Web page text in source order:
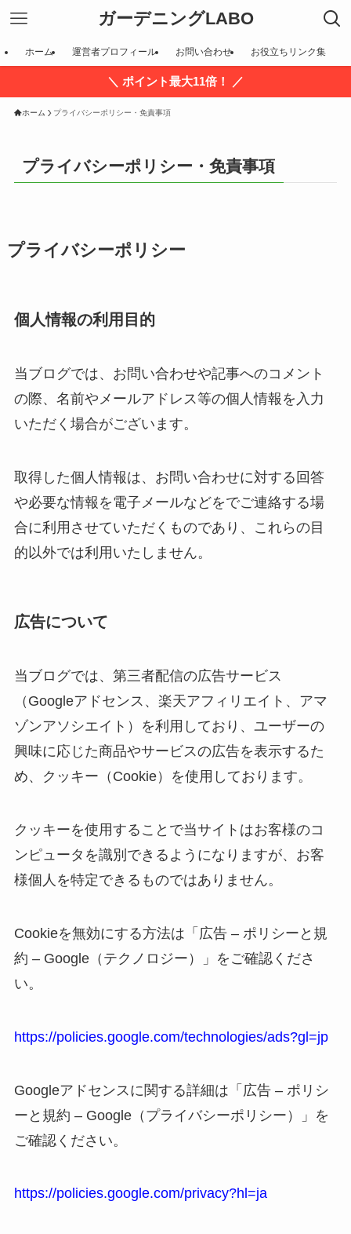
ガーデニングLABO
ホーム 運営者プロフィール お問い合わせ お役立ちリンク集
＼ ポイント最大11倍！ ／
ホーム プライバシーポリシー・免責事項
プライバシーポリシー・免責事項
プライバシーポリシー
個人情報の利用目的
当ブログでは、お問い合わせや記事へのコメント
の際、名前やメールアドレス等の個人情報を入力
いただく場合がございます。
取得した個人情報は、お問い合わせに対する回答
や必要な情報を電子メールなどをでご連絡する場
合に利用させていただくものであり、これらの目
的以外では利用いたしません。
広告について
当ブログでは、第三者配信の広告サービス
（Googleアドセンス、楽天アフィリエイト、アマ
ゾンアソシエイト）を利用しており、ユーザーの
興味に応じた商品やサービスの広告を表示するた
め、クッキー（Cookie）を使用しております。
クッキーを使用することで当サイトはお客様のコ
ンピュータを識別できるようになりますが、お客
様個人を特定できるものではありません。
Cookieを無効にする方法は「広告 – ポリシーと規
約 – Google（テクノロジー）」をご確認くださ
い。
https://policies.google.com/technologies/ads?gl=jp
Googleアドセンスに関する詳細は「広告 – ポリシ
ーと規約 – Google（プライバシーポリシー）」を
ご確認ください。
https://policies.google.com/privacy?hl=ja